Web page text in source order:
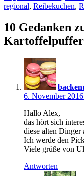
regional, Reibekuchen,
10 Gedanken
Kartoffelpuffer
6. November
Hallo Alex,
das hört sich
diese alten Dinger
Ich werde den
Viele grüße von
Antworten